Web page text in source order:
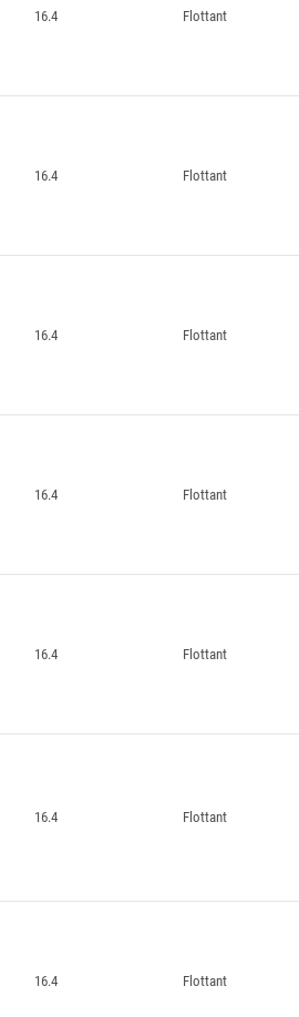
16.4 Flottant
16.4 Flottant
16.4 Flottant
16.4 Flottant
16.4 Flottant
16.4 Flottant
16.4 Flottant